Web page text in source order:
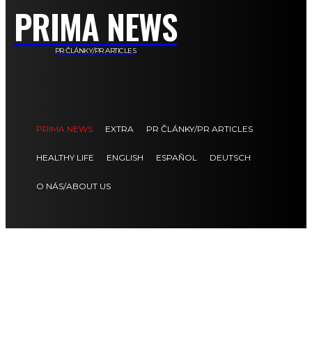
PRIMA NEWS
PR ČLÁNKY/PR ARTICLES
PRIMA NEWS EXTRA PR ČLÁNKY/PR ARTICLES
HEALTHY LIFE ENGLISH ESPAÑOL DEUTSCH
O NÁS/ABOUT US